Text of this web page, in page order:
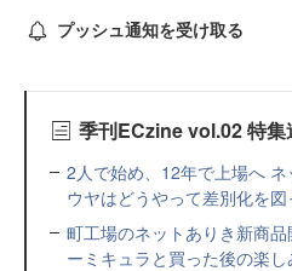
プッシュ通知を受け取る
季刊ECzine vol.02 特集
2人で始め、12年で上場へ
ウヤはどうやって差別化を
町工場のネットありき新商
ーミキュラと買った後の楽し